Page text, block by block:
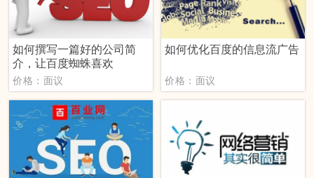
如何撰写一篇好的公司简
介，让百度蜘蛛喜欢
价格：面议
如何优化百度的信息流广告
价格：面议